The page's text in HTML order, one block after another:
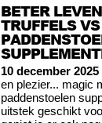
BETER
TRUFFELS VS
10 december 2025
en plezier... magic
paddenstoelen
uitstek geschikt